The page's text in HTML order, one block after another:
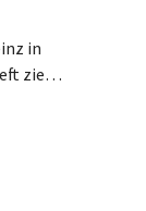
in
zien